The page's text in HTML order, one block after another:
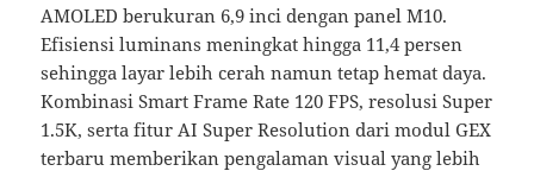
AMOLED berukuran 6,9 inci dengan panel M10.
Efisiensi luminans meningkat hingga 11,4 persen
sehingga layar lebih cerah namun tetap hemat daya.
Kombinasi Smart Frame Rate 120 FPS, resolusi Super
1.5K, serta fitur AI Super Resolution dari modul GEX
terbaru memberikan pengalaman visual yang lebih